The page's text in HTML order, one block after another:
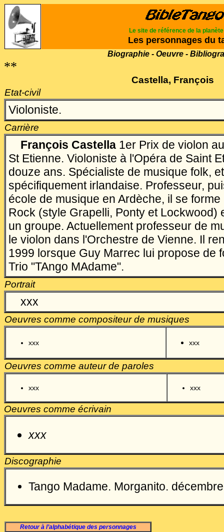
Le site de référence de la planète
Les personnages du
Biographie - Oeuvre -
**
Castella, François
Etat-civil
Violoniste.
Carrière
François Castella 1er Prix de violon
St Etienne. Violoniste à l'Opéra de Saint
douze ans. Spécialiste de musique folk,
spécifiquement irlandaise. Professeur,
école de musique en Ardèche, il se
Rock (style Grapelli, Ponty et Lockwood)
un groupe. Actuellement professeur de
le violon dans l'Orchestre de Vienne. Il
1999 lorsque Guy Marrec lui propose de
Trio "TAngo MAdame".
Portrait
xxx
Oeuvres comme compositeur de musiques
xxx xxx
Oeuvres comme auteur de paroles
xxx xxx
Oeuvres comme écrivain
xxx
Discographie
Tango Madame. Morganito.
Retour à l’alphabétique des personnages